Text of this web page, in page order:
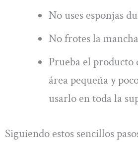
No uses esponjas
No frotes la
Prueba el producto
área pequeña y
usarlo en toda la
Siguiendo estos sencillos